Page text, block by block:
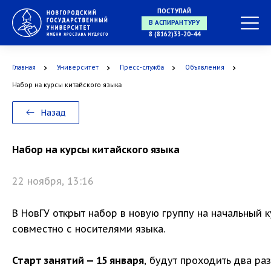
ПОСТУПАЙ
В АСПИРАНТУРУ
В ОРДИНАТУРУ
8 (8162)33-20-44
Главная Университет Пресс-служба Объявления
Набор на курсы китайского языка
Назад
Набор на курсы китайского языка
22 ноября, 13:16
В НовГУ открыт набор в новую группу на начальный
совместно с носителями языка.
Старт занятий — 15 января, будут проходить два